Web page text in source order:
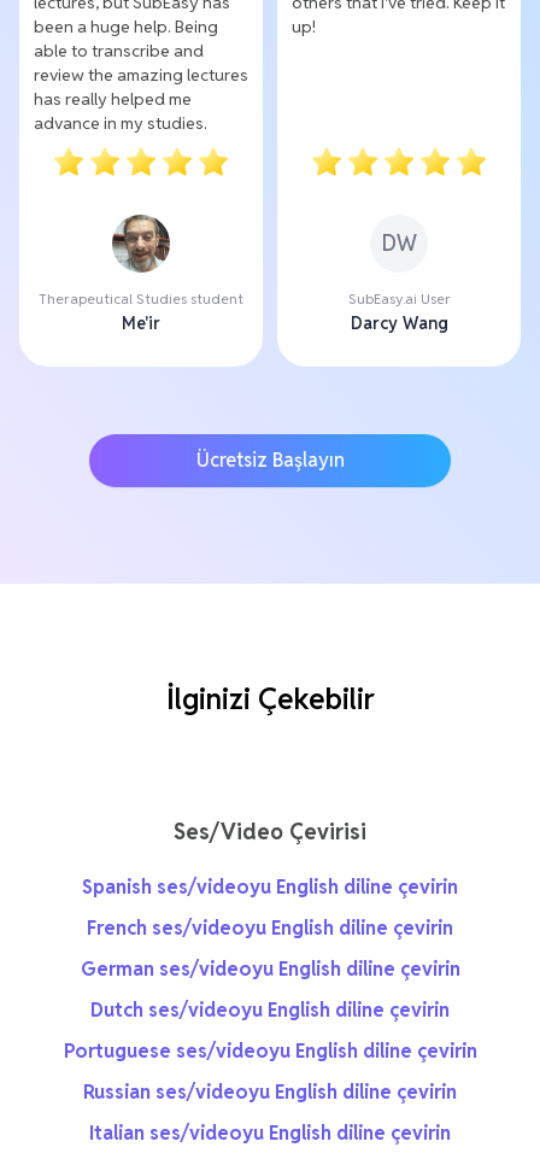
been a huge help. Being
able to transcribe and
review the amazing lectures
has really helped me
advance in my studies.
Therapeutical Studies student
Me'ir
up!
DW
SubEasy.ai User
Darcy Wang
Ücretsiz Başlayın
İlginizi Çekebilir
Ses/Video Çevirisi
Spanish ses/videoyu English diline çevirin
French ses/videoyu English diline çevirin
German ses/videoyu English diline çevirin
Dutch ses/videoyu English diline çevirin
Portuguese ses/videoyu English diline çevirin
Russian ses/videoyu English diline çevirin
Italian ses/videoyu English diline çevirin